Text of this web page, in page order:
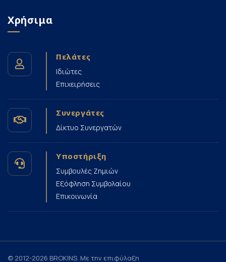
Χρήσιμα
Πελάτες
Ιδιώτες
Επιχειρήσεις
Συνεργάτες
Δίκτυο Συνεργατών
Υποστήριξη
Συμβουλές Ζημιών
Εξόφληση Συμβολαίου
Επικοινωνία
© 2012-2026 BROKINS. Με την επιφύλαξη